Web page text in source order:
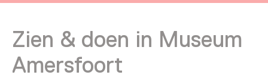
Zien & doen in Museum
Amersfoort